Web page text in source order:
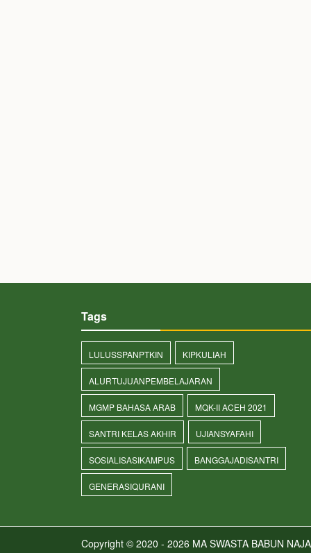
Tags
LULUSSPANPTKIN KIPKULIAH
ALURTUJUANPEMBELAJARAN
MGMP BAHASA ARAB MQK-II ACEH 2021
SANTRI KELAS AKHIR UJIANSYAFAHI
SOSIALISASIKAMPUS BANGGAJADISANTRI
GENERASIQURANI
Copyright © 2020 - 2026 MA SWASTA BABUN